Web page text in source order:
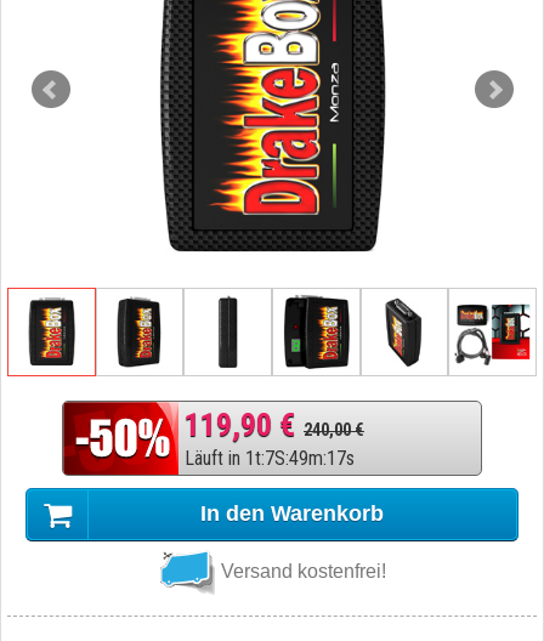
119,90 € 240,00 €
Läuft in 1t:7S:49m:16s
In den Warenkorb
Versand kostenfrei!